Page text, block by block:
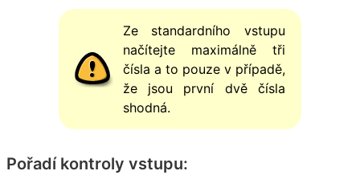
Ze standardního vstupu
načítejte maximálně tři
čísla a to pouze v případě,
že jsou první dvě čísla
shodná.
Pořadí kontroly vstupu: